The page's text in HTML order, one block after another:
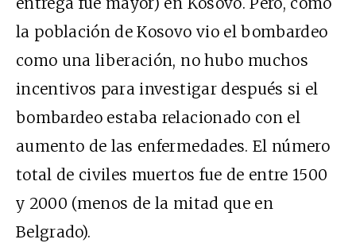
la población de Kosovo vio el bombardeo
como una liberación, no hubo muchos
incentivos para investigar después si el
bombardeo estaba relacionado con el
aumento de las enfermedades. El número
total de civiles muertos fue de entre 1500
y 2000 (menos de la mitad que en
Belgrado).